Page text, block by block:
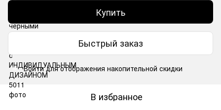
Купить
Быстрый заказ
% Войтидля отображения накопительной скидки
В избранное